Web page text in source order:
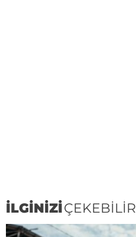
İLGİNİZİÇEKEBİLİR